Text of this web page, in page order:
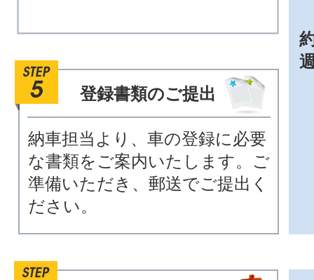
登録書類のご提出
納車担当より、車の登録に必要
な書類をご案内いたします。ご
準備いただき、郵送でご提出く
ださい。